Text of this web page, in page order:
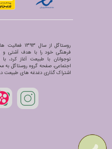
روستاگل از
فرهنگی خود را با هدف آشتی و
نوجوانان با طبیعت آغاز کرد،
اجتماعی، صفحه گروه روستاگل به
اشتراک گذاری دغدغه های طبیعت